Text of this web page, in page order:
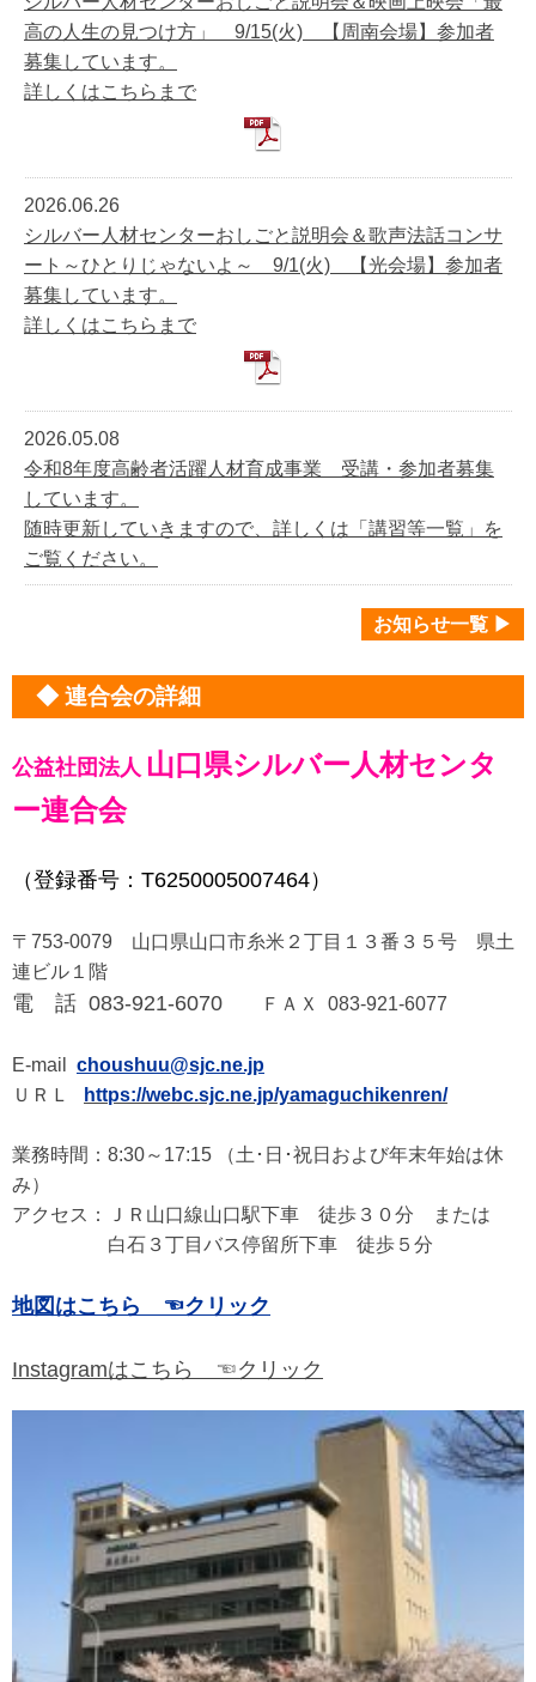
高の人生の見つけ方」 9/15(火) 【周南会場】参加者
募集しています。
詳しくはこちらまで
2026.06.26
シルバー人材センターおしごと説明会＆歌声法話コンサ
ート～ひとりじゃないよ～ 9/1(火) 【光会場】参加者
募集しています。
詳しくはこちらまで
2026.05.08
令和8年度高齢者活躍人材育成事業 受講・参加者募集
しています。
随時更新していきますので、詳しくは「講習等一覧」を
ご覧ください。
お知らせ一覧 ▶
◆ 連合会の詳細
公益社団法人 山口県シルバー人材センタ
ー連合会
（登録番号：T6250005007464）
〒753-0079 山口県山口市糸米２丁目１３番３５号 県土
連ビル１階
電 話 083-921-6070 ＦＡＸ 083-921-6077
E-mail choushuu@sjc.ne.jp
ＵＲＬ
https://webc.sjc.ne.jp/yamaguchikenren/
業務時間：8:30～17:15 （土･日･祝日および年末年始は休
み）
アクセス：ＪＲ山口線山口駅下車 徒歩３０分 または
白石３丁目バス停留所下車 徒歩５分
地図はこちら ☜クリック
Instagramはこちら ☜クリック